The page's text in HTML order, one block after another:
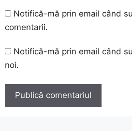
Notifică-mă prin email când
comentarii.
Notifică-mă prin email când
noi.